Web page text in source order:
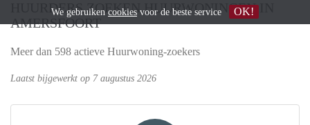
HUURDERS ZOEKEN HUURWONINGEN IN
AMERSFOORT
Meer dan 598 actieve Huurwoning-zoekers
Laatst bijgewerkt op 7 augustus 2026
We gebruiken cookies voor de beste service OK!